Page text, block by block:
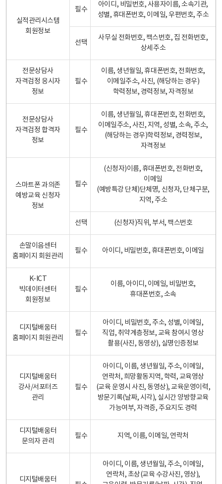
실적관리시스템
회원정보
필수
아이디, 비밀번호, 사용자이름, 소속기관,
성별, 휴대폰번호, 이메일, 우편번호, 주소
선택
사무실 전화번호, 팩스번호, 집 전화번호,
상세주소
전문상담사
자격검정 응시자
정보
필수
이름, 생년월일, 휴대폰번호, 전화번호,
이메일주소, 사진, (해당하는 경우)
학력정보, 경력정보, 자격정보
전문상담사
자격검정 합격자
정보
필수
이름, 생년월일, 휴대폰번호, 전화번호,
이메일주소, 사진, 지역, 성별, 소속, 주소,
(해당하는 경우)학력정보, 경력정보,
자격정보
스마트폰 과의존
예방교육 신청자
정보
필수
(신청자)이름, 휴대폰번호, 전화번호,
이메일
(예방특강 단체)단체명, 신청자, 단체구분,
지역, 주소
선택 (신청자)직위, 부서, 팩스번호
손말이음센터
홈페이지 회원관리
필수 아이디, 비밀번호, 휴대폰번호, 이메일
K-ICT
빅데이터센터
회원정보
필수
이름, 아이디, 이메일, 비밀번호,
휴대폰번호, 소속
디지털배움터
홈페이지 회원관리
필수
아이디, 비밀번호, 주소, 성별, 이메일,
직업, 취약계층정보, 교육 참여시 영상
촬용(사진, 동영상), 실명인증정보
디지털배움터
강사/서포터즈
관리
필수
아이디, 이름, 생년월일, 주소, 이메일,
연락처, 희망활동지역, 학력, 교육영상
(교육 운영시 사진, 동영상), 교육운영이력,
방문기록(날짜, 시각), 실시간 양방향교육
가능여부, 자격증, 주요지도 경력
디지털배움터
문의자 관리
필수 지역, 이름, 이메일, 연락처
디지털배움터
아이디, 이름, 생년월일, 주소, 이메일,
연락처, 초상(교육 수강사진, 영상),